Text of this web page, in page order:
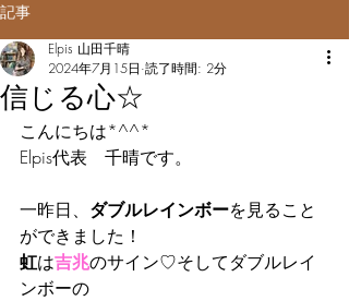
記事
信じる心☆
Elpis 山田千晴
2024年7月15日 読了時間: 2分
こんにちは*^^*
Elpis代表　千晴です。
一昨日、 ダブルレインボーを見ること
ができました！
虹は吉兆のサイン♡そしてダブルレイ
ンボーの